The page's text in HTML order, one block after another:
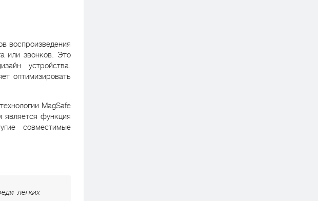
воспроизведения
или звонков. Это
устройства.
оптимизировать
MagSafe
функция
совместимые
легких